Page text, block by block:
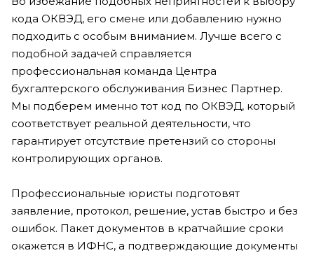
кода ОКВЭД, его смене или добавлению нужно
подходить с особым вниманием. Лучше всего с
подобной задачей справляется
профессиональная команда Центра
бухгалтерского обслуживания Бизнес Партнер.
Мы подберем именно тот код по ОКВЭД, который
соответствует реальной деятельности, что
гарантирует отсутствие претензий со стороны
контролирующих органов.
Профессиональные юристы подготовят
заявление, протокол, решение, устав быстро и без
ошибок. Пакет документов в кратчайшие сроки
окажется в ИФНС, а подтверждающие документы